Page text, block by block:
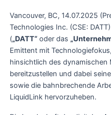
Vancouver, BC, 14.07.2025
Technologies Inc. (CSE:
(„DATT“ oder das
Emittent mit
hinsichtlich des dynamischen
bereitzustellen und dabei
sowie die bahnbrechende
LiquidLink hervorzuheben.